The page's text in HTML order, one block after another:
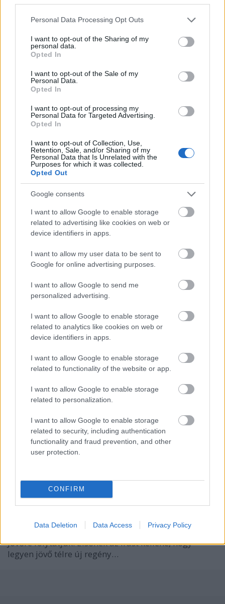
Please note that this website/app uses one or more Google
not limited to your visit or usage behaviour. You may click to
grant or deny consent to Google and its third-party tags to
use your data for below specified purposes in below Google
consent section.
Personal Data Processing Opt Outs
I want to opt-out of the Sharing of my
personal data.
Opted In
I want to opt-out of the Sale of my
Personal Data.
Opted In
I want to opt-out of processing my
Personal Data for Targeted Advertising.
Opted In
I want to opt-out of Collection, Use,
Retention, Sale, and/or Sharing of my
Personal Data that Is Unrelated with the
Purposes for which it was collected.
Opted Out
Google consents
I want to allow Google to enable storage
related to advertising like cookies on web or
device identifiers in apps.
I want to allow my user data to be sent to
Google for online advertising purposes.
I want to allow Google to send me
personalized advertising.
I want to allow Google to enable storage
related to analytics like cookies on web or
device identifiers in apps.
I want to allow Google to enable storage
related to functionality of the website or app.
I want to allow Google to enable storage
related to personalization.
I want to allow Google to enable storage
related to security, including authentication
functionality and fraud prevention, and other
user protection.
CONFIRM
Data Deletion Data Access Privacy Policy
Beszélgettem a színpadonOn Sai jal, egy kávé mellett
a galérián barátokkal, fotóztam barikat, meséltem
ettem szendvicset ebéd gyanántTavi Kata
beszélgetésén, aztán
Sereg Gitta kérdéseire hatalmas rutinnal
válaszolgassunk. Lehet, hogy még ma is ott
beszélgetnénk, ha nem telt volna le a háromnegyed
óra… Így maradt a dedikálás kávéval és
mézeskaláccsal.
A jó élmény hatására még háromszor dedikáltam a
társaságában. Nagyon szeretem az olyan kisebb
boltokat, mint a Tescóban lévő Alexandra, ahol
minden ott van karnyújtásnyira, de öröm volt látni a
tömeget a Nyugati téren és a Westendben is.
Jövőre folytatjuk. Elsőnek az írást kellene, hogy
legyen jövő télre új regény…